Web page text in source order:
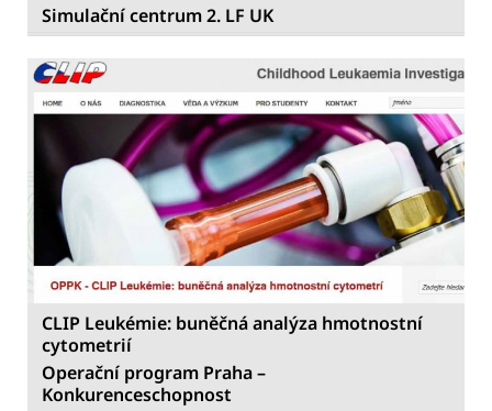
Simulační centrum 2. LF UK
CLIP Leukémie: buněčná analýza hmotnostní
cytometrií
Operační program Praha –
Konkurenceschopnost